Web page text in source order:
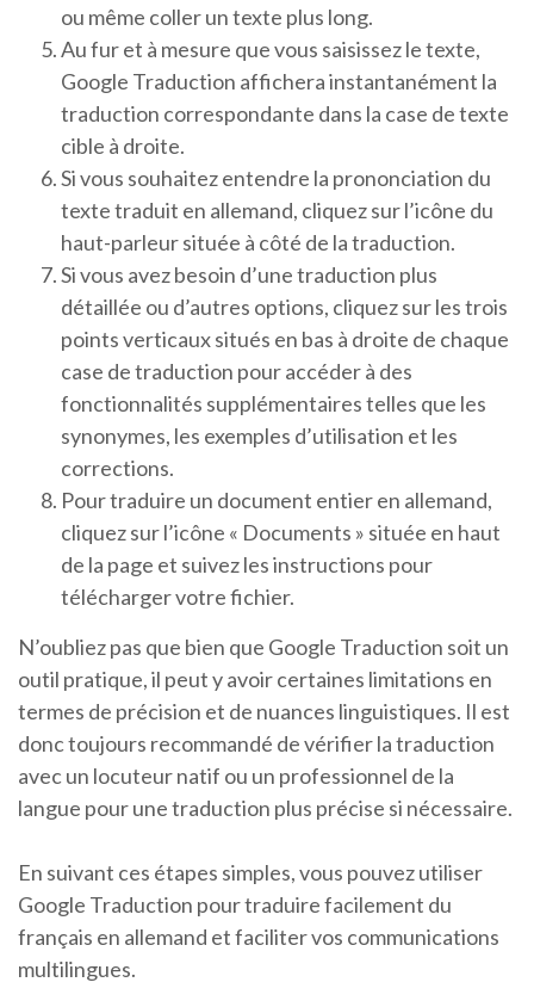
ou même coller un texte plus long.
Au fur et à mesure que vous saisissez le texte,
Google Traduction affichera instantanément la
traduction correspondante dans la case de texte
cible à droite.
Si vous souhaitez entendre la prononciation du
texte traduit en allemand, cliquez sur l’icône du
haut-parleur située à côté de la traduction.
Si vous avez besoin d’une traduction plus
détaillée ou d’autres options, cliquez sur les trois
points verticaux situés en bas à droite de chaque
case de traduction pour accéder à des
fonctionnalités supplémentaires telles que les
synonymes, les exemples d’utilisation et les
corrections.
Pour traduire un document entier en allemand,
cliquez sur l’icône « Documents » située en haut
de la page et suivez les instructions pour
télécharger votre fichier.
N’oubliez pas que bien que Google Traduction soit un
outil pratique, il peut y avoir certaines limitations en
termes de précision et de nuances linguistiques. Il est
donc toujours recommandé de vérifier la traduction
avec un locuteur natif ou un professionnel de la
langue pour une traduction plus précise si nécessaire.
En suivant ces étapes simples, vous pouvez utiliser
Google Traduction pour traduire facilement du
français en allemand et faciliter vos communications
multilingues.